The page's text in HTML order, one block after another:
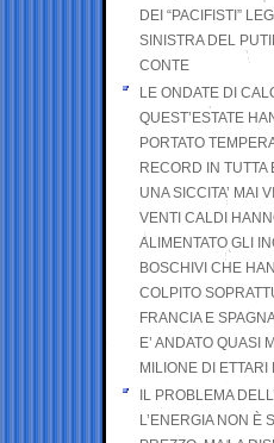
DEI “PACIFISTI”
SINISTRA DEL
CONTE
LE ONDATE DI
QUEST’ESTATE
PORTATO
RECORD IN TUTTA
UNA SICCITA’ MAI
VENTI CALDI
ALIMENTATO GLI
BOSCHIVI CHE
COLPITO
FRANCIA E
E’ ANDATO QUASI
MILIONE DI ETTARI
IL PROBLEMA
L’ENERGIA NON È